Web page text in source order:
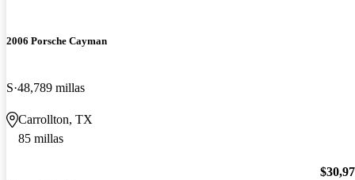
2006 Porsche Cayman
S 48,789 millas
Carrollton, TX
85 millas